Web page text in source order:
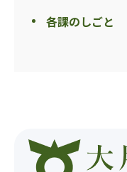
各課のしごと